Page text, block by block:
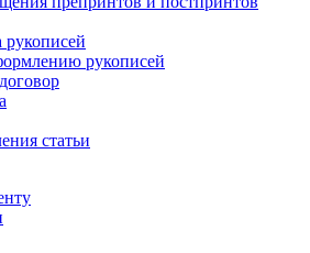
рукописей
статьи